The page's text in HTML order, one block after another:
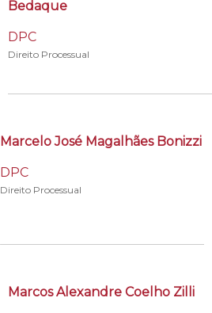
Bedaque
DPC
Direito Processual
Marcelo José Magalhães Bonizzi
DPC
Direito Processual
Marcos Alexandre Coelho Zilli